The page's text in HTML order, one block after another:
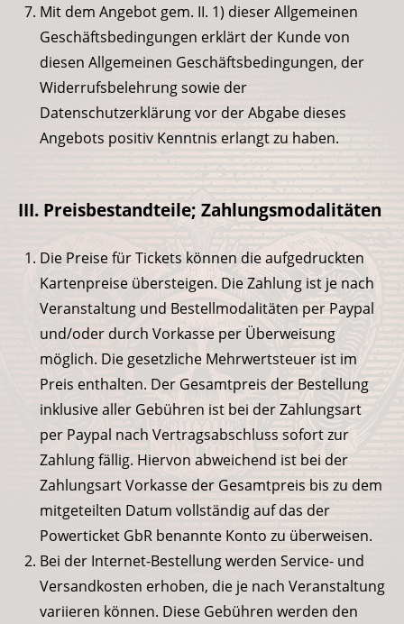
Mit dem Angebot gem. II. 1) dieser Allgemeinen
Geschäftsbedingungen erklärt der Kunde von
diesen Allgemeinen Geschäftsbedingungen, der
Widerrufsbelehrung sowie der
Datenschutzerklärung vor der Abgabe dieses
Angebots positiv Kenntnis erlangt zu haben.
III. Preisbestandteile; Zahlungsmodalitäten
Die Preise für Tickets können die aufgedruckten
Kartenpreise übersteigen. Die Zahlung ist je nach
Veranstaltung und Bestellmodalitäten per Paypal
und/oder durch Vorkasse per Überweisung
möglich. Die gesetzliche Mehrwertsteuer ist im
Preis enthalten. Der Gesamtpreis der Bestellung
inklusive aller Gebühren ist bei der Zahlungsart
per Paypal nach Vertragsabschluss sofort zur
Zahlung fällig. Hiervon abweichend ist bei der
Zahlungsart Vorkasse der Gesamtpreis bis zu dem
mitgeteilten Datum vollständig auf das der
Powerticket GbR benannte Konto zu überweisen.
Bei der Internet-Bestellung werden Service- und
Versandkosten erhoben, die je nach Veranstaltung
variieren können. Diese Gebühren werden den